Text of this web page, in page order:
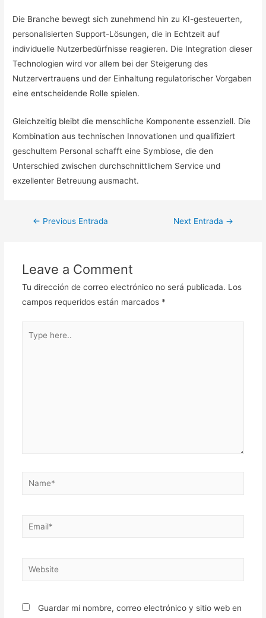
Die Branche bewegt sich zunehmend hin zu KI-gesteuerten,
personalisierten Support-Lösungen, die in Echtzeit auf
individuelle Nutzerbedürfnisse reagieren. Die Integration dieser
Technologien wird vor allem bei der Steigerung des
Nutzervertrauens und der Einhaltung regulatorischer Vorgaben
eine entscheidende Rolle spielen.
Gleichzeitig bleibt die menschliche Komponente essenziell. Die
Kombination aus technischen Innovationen und qualifiziert
geschultem Personal schafft eine Symbiose, die den
Unterschied zwischen durchschnittlichem Service und
exzellenter Betreuung ausmacht.
Navegación
← Previous Entrada Next Entrada →
Leave a Comment
Tu dirección de correo electrónico no será publicada. Los
campos requeridos están marcados *
here..
Name*
Email*
Website
Guardar mi nombre, correo electrónico y sitio web en